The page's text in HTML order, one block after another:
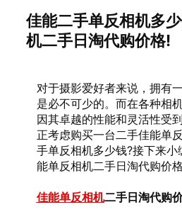
佳能二手单反相机多
机二手日淘代购价格!
对于摄影爱好者来说，拥有
是必不可少的。而在各种相
因其卓越的性能和灵活性受
正考虑购买一台二手佳能单
手单反相机多少钱?接下来
能单反相机二手日淘代购价格
佳能单反相机二手日淘代购